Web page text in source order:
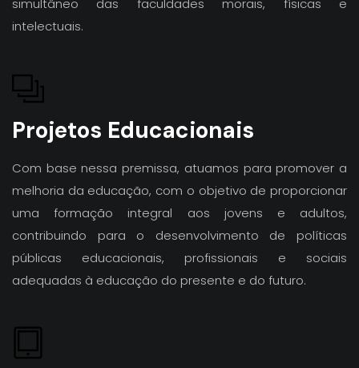
intelectuais.
Projetos Educacionais
Com base nessa premissa, atuamos para promover a
melhoria da educação, com o objetivo de proporcionar
uma formação integral aos jovens e adultos,
contribuindo para o desenvolvimento de políticas
públicas educacionais, profissionais e sociais
adequadas à educação do presente e do futuro.